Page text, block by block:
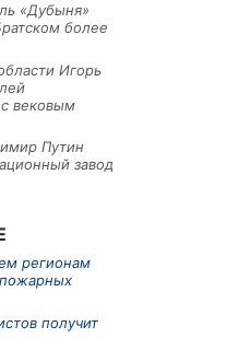
«Дубыня»
более
Игорь
вековым
Путин
завод
регионам
получит